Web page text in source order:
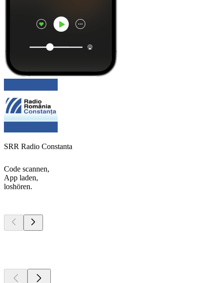
SRR Radio Constanta
Code scannen,
App laden,
loshören.